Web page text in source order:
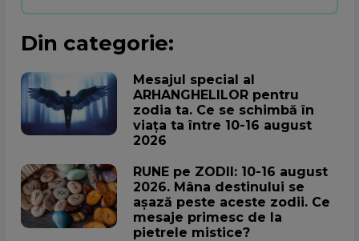
Din categorie:
Mesajul special al
ARHANGHELILOR pentru
zodia ta. Ce se schimbă în
viața ta între 10-16 august
2026
RUNE pe ZODII: 10-16 august
2026. Mâna destinului se
așază peste aceste zodii. Ce
mesaje primesc de la
pietrele mistice?